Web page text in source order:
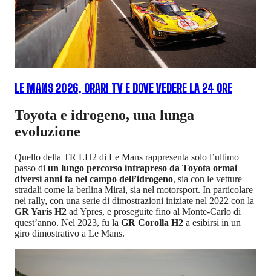
LE MANS 2026, ORARI TV E DOVE VEDERE LA 24 ORE
Toyota e idrogeno, una lunga
evoluzione
Quello della TR LH2 di Le Mans rappresenta solo l’ultimo
passo di un lungo percorso intrapreso da Toyota ormai
diversi anni fa nel campo dell’idrogeno, sia con le vetture
stradali come la berlina Mirai, sia nel motorsport. In particolare
nei rally, con una serie di dimostrazioni iniziate nel 2022 con la
GR Yaris H2 ad Ypres, e proseguite fino al Monte-Carlo di
quest’anno. Nel 2023, fu la GR Corolla H2 a esibirsi in un
giro dimostrativo a Le Mans.